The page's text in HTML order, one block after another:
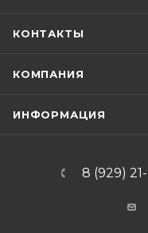
КОНТАКТЫ
КОМПАНИЯ
ИНФОРМАЦИЯ
8 (929)